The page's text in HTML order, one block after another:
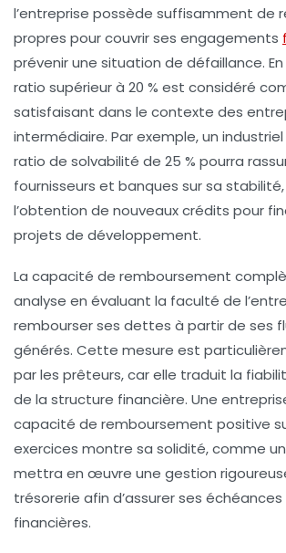
l’entreprise possède suffisamment de
propres pour couvrir ses engagements
prévenir une situation de défaillance.
ratio supérieur à 20 % est considéré
satisfaisant dans le contexte des
intermédiaire. Par exemple, un
ratio de solvabilité de 25 % pourra
fournisseurs et banques sur sa
l’obtention de nouveaux crédits pour
projets de développement.
La capacité de remboursement
analyse en évaluant la faculté de
rembourser ses dettes à partir de ses
générés. Cette mesure est
par les prêteurs, car elle traduit la
de la structure financière. Une
capacité de remboursement positive
exercices montre sa solidité, comme
mettra en œuvre une gestion
trésorerie afin d’assurer ses
financières.